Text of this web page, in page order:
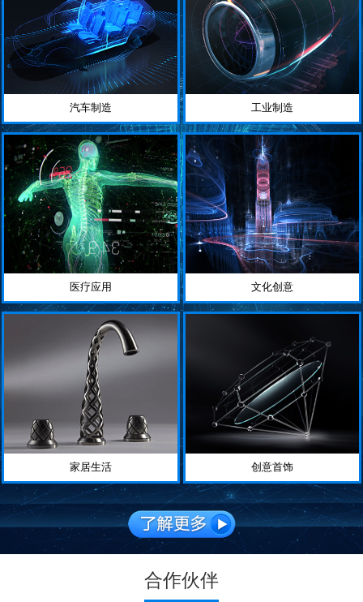
汽车制造 工业制造
医疗应用 文化创意
家居生活 创意首饰
合作伙伴